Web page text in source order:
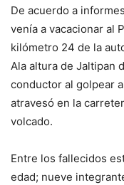
De acuerdo a
venía a vacacionar al
kilómetro 24 de la
Ala altura de Jaltipan
conductor al golpear
atravesó en la
volcado.
Entre los fallecidos
edad; nueve